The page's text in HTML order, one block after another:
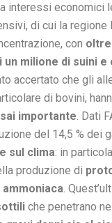
interessi economici
di cui la regione
con
un milione di suini
accertato che gli
di bovini,
importante. Dati
del 14,5 % dei
sul clima: in
produzione di
.
che penetrano